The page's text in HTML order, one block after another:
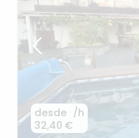
desde
32,40 €
/h